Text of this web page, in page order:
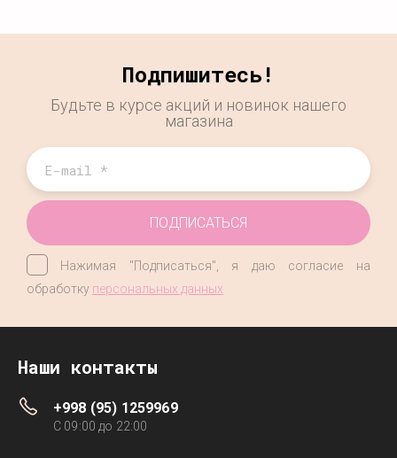
Подпишитесь!
Будьте в курсе акций и новинок нашего
магазина
Нажимая "Подписаться", я даю согласие на
обработку персональных данных
ПОДПИСАТЬСЯ
Наши контакты
+998 (95) 1259969
C 09:00 до 22:00